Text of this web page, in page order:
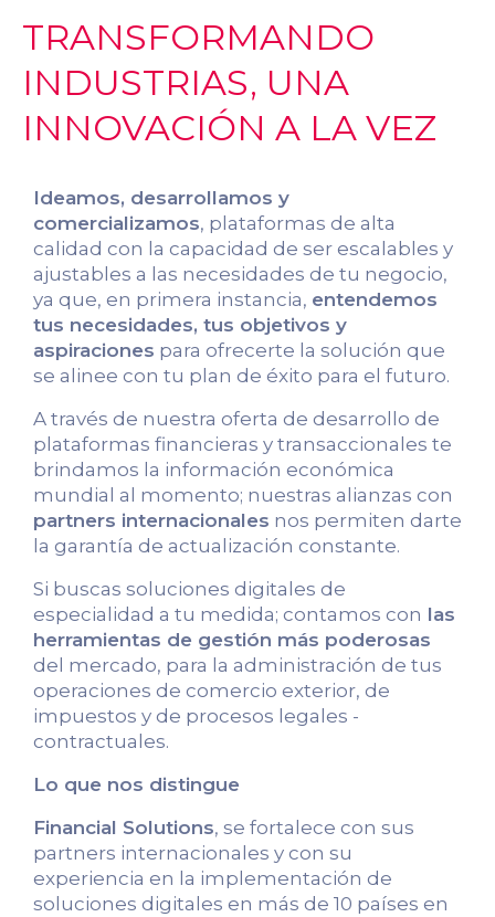
TRANSFORMANDO
INDUSTRIAS, UNA
INNOVACIÓN A LA VEZ
Ideamos, desarrollamos y
comercializamos, plataformas de alta
calidad con la capacidad de ser escalables y
ajustables a las necesidades de tu negocio,
ya que, en primera instancia, entendemos
tus necesidades, tus objetivos y
aspiraciones para ofrecerte la solución que
se alinee con tu plan de éxito para el futuro.
A través de nuestra oferta de desarrollo de
plataformas financieras y transaccionales te
brindamos la información económica
mundial al momento; nuestras alianzas con
partners internacionales nos permiten darte
la garantía de actualización constante.
Si buscas soluciones digitales de
especialidad a tu medida; contamos con las
herramientas de gestión más poderosas
del mercado, para la administración de tus
operaciones de comercio exterior, de
impuestos y de procesos legales -
contractuales.
Lo que nos distingue
Financial Solutions, se fortalece con sus
partners internacionales y con su
experiencia en la implementación de
soluciones digitales en más de 10 países en